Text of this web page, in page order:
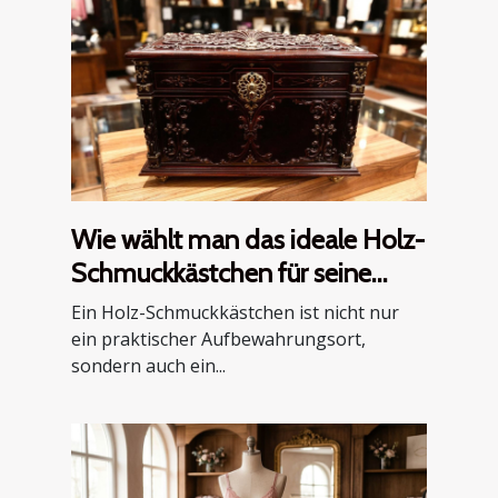
Wie wählt man das ideale Holz-
Schmuckkästchen für seine
Bedürfnisse?
Ein Holz-Schmuckkästchen ist nicht nur
ein praktischer Aufbewahrungsort,
sondern auch ein...